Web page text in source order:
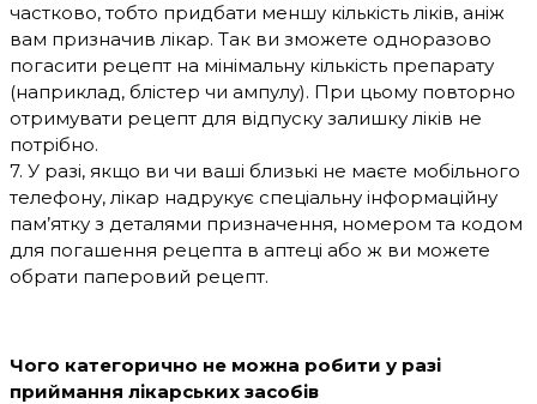
частково, тобто придбати меншу кількість ліків, аніж
вам призначив лікар. Так ви зможете одноразово
погасити рецепт на мінімальну кількість препарату
(наприклад, блістер чи ампулу). При цьому повторно
отримувати рецепт для відпуску залишку ліків не
потрібно.
7. У разі, якщо ви чи ваші близькі не маєте мобільного
телефону, лікар надрукує спеціальну інформаційну
пам’ятку з деталями призначення, номером та кодом
для погашення рецепта в аптеці або ж ви можете
обрати паперовий рецепт.
Чого категорично не можна робити у разі
приймання лікарських засобів